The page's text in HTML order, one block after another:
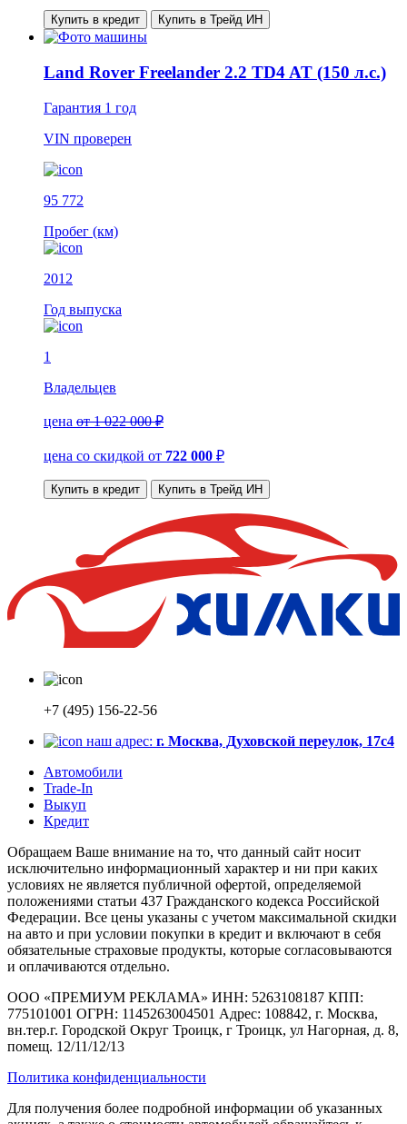
Купить в кредит Купить в Трейд ИН
Land Rover Freelander 2.2 TD4 AT (150 л.с.)
Гарантия 1 год
VIN проверен
95 772
Пробег (км)
2012
Год выпуска
1
Владельцев
цена от 1 022 000 ₽
цена со скидкой от 722 000 ₽
Купить в кредит Купить в Трейд ИН
+7 (495) 156-22-56
наш адрес: г. Москва, Духовской переулок, 17с4
Автомобили
Trade-In
Выкуп
Кредит
Обращаем Ваше внимание на то, что данный сайт носит
исключительно информационный характер и ни при каких
условиях не является публичной офертой, определяемой
положениями статьи 437 Гражданского кодекса Российской
Федерации. Все цены указаны с учетом максимальной скидки
на авто и при условии покупки в кредит и включают в себя
обязательные страховые продукты, которые согласовываются
и оплачиваются отдельно.
ООО «ПРЕМИУМ РЕКЛАМА» ИНН: 5263108187 КПП:
775101001 ОГРН: 1145263004501 Адрес: 108842, г. Москва,
вн.тер.г. Городской Округ Троицк, г Троицк, ул Нагорная, д. 8,
помещ. 12/11/12/13
Политика конфиденциальности
Для получения более подробной информации об указанных